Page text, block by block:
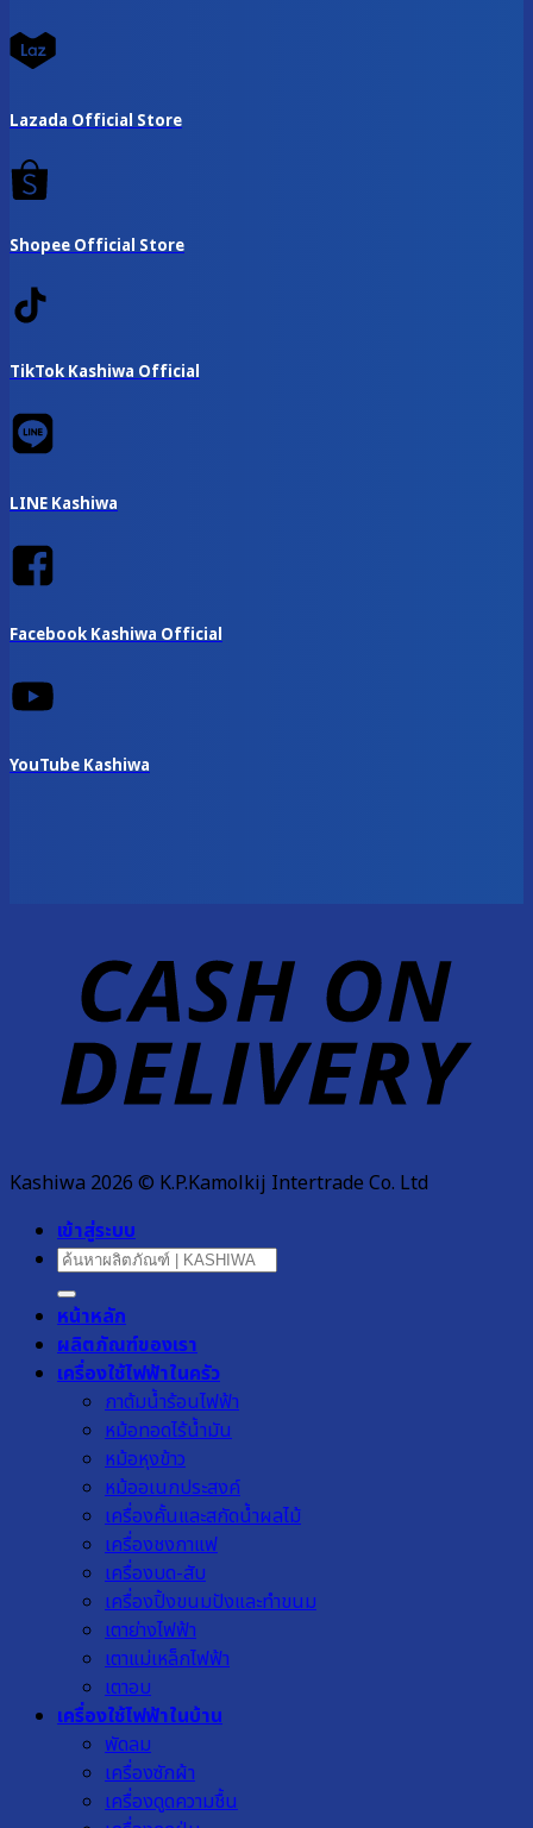
Lazada Official Store
Shopee Official Store
TikTok Kashiwa Official
LINE Kashiwa
Facebook Kashiwa Official
YouTube Kashiwa
Kashiwa 2026 © K.P.Kamolkij Intertrade Co. Ltd
เข้าสู่ระบบ
ค้นหา:
หน้าหลัก
ผลิตภัณฑ์ของเรา
เครื่องใช้ไฟฟ้าในครัว
กาต้มน้ำร้อนไฟฟ้า
หม้อทอดไร้น้ำมัน
หม้อหุงข้าว
หม้ออเนกประสงค์
เครื่องคั้นและสกัดน้ำผลไม้
เครื่องชงกาแฟ
เครื่องบด-สับ
เครื่องปิ้งขนมปังและทำขนม
เตาย่างไฟฟ้า
เตาแม่เหล็กไฟฟ้า
เตาอบ
เครื่องใช้ไฟฟ้าในบ้าน
พัดลม
เครื่องซักผ้า
เครื่องดูดความชื้น